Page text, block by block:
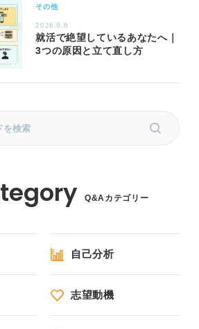
その他
2026.8.6
就活で絶望しているあなたへ｜
3つの原因と立て直し方
Q&Aカテゴリー
自己分析
志望動機